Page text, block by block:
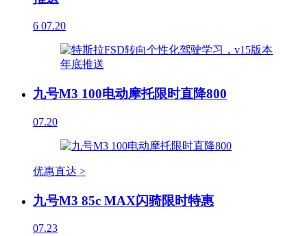
6 07.20
九号M3 100电动摩托限时直降800
07.20
优惠直达 >
九号M3 85c MAX闪骑限时特惠
07.23